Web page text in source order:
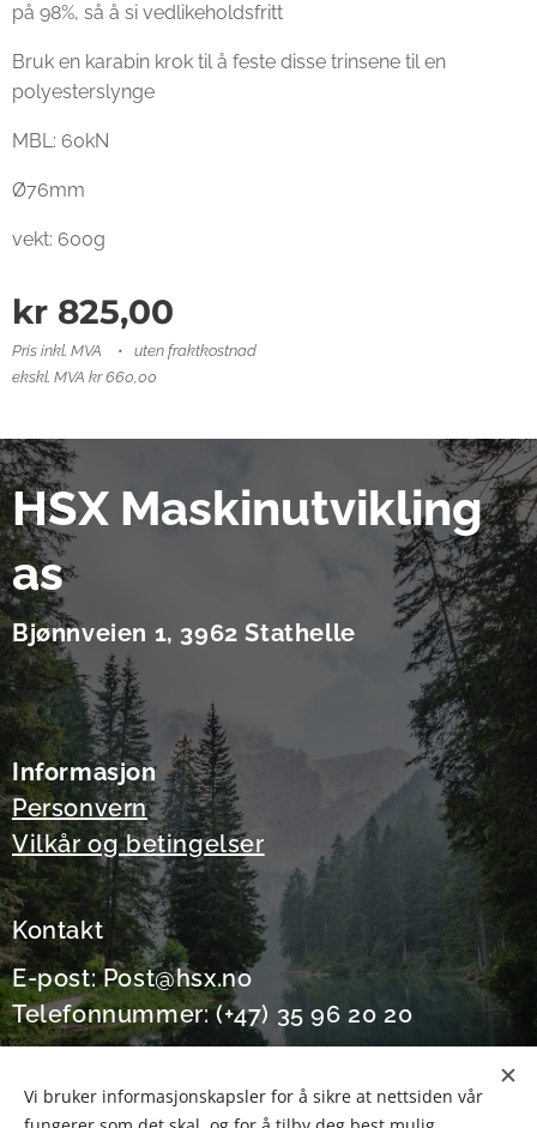
på 98%, så å si vedlikeholdsfritt
Bruk en karabin krok til å feste disse trinsene til en
polyesterslynge
MBL: 60kN
Ø76mm
vekt: 600g
kr 825,00
Pris inkl. MVA
uten fraktkostnad
ekskl. MVA kr 660,00
HSX Maskinutvikling
as
Bjønnveien 1, 3962 Stathelle
Informasjon
Personvern
Vilkår og betingelser
Kontakt
E-post: Post@hsx.no
Telefonnummer: (+47) 35 96 20 20
Vi bruker informasjonskapsler for å sikre at nettsiden vår